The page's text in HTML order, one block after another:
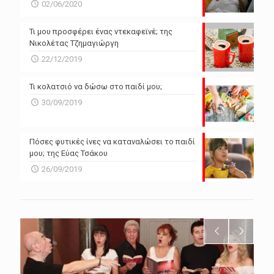
02/06/2020
Τι μου προσφέρει ένας ντεκαφεϊνέ; της
Νικολέτας Τζημαγιώργη
22/12/2019
Τι κολατσιό να δώσω στο παιδί μου;
30/09/2019
Πόσες φυτικές ίνες να καταναλώσει το παιδί
μου; της Εύας Τσάκου
26/09/2019